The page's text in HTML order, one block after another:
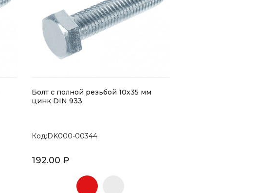
Болт с полной резьбой 10х35 мм
цинк DIN 933
Код:DK000-00344
192.00 ₽